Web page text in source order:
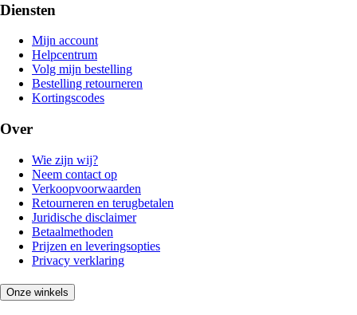
Diensten
Mijn account
Helpcentrum
Volg mijn bestelling
Bestelling retourneren
Kortingscodes
Over
Wie zijn wij?
Neem contact op
Verkoopvoorwaarden
Retourneren en terugbetalen
Juridische disclaimer
Betaalmethoden
Prijzen en leveringsopties
Privacy verklaring
Onze winkels